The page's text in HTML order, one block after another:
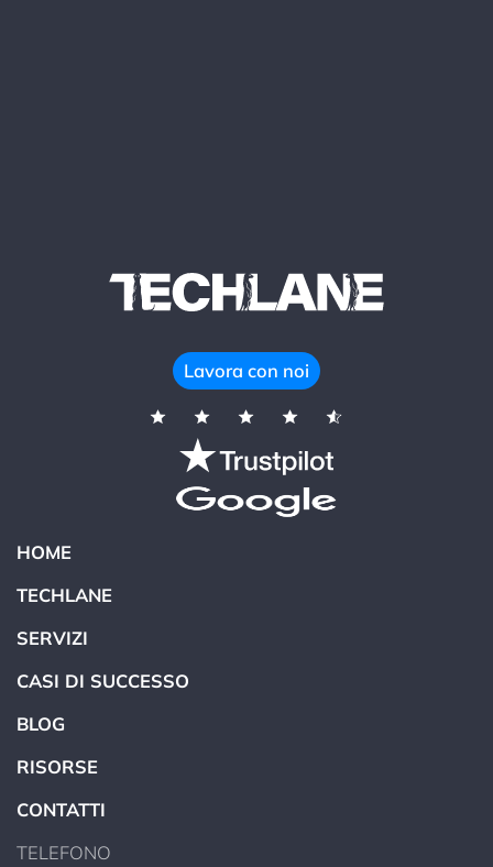
Lavora con noi
HOME
TECHLANE
SERVIZI
CASI DI SUCCESSO
BLOG
RISORSE
CONTATTI
TELEFONO